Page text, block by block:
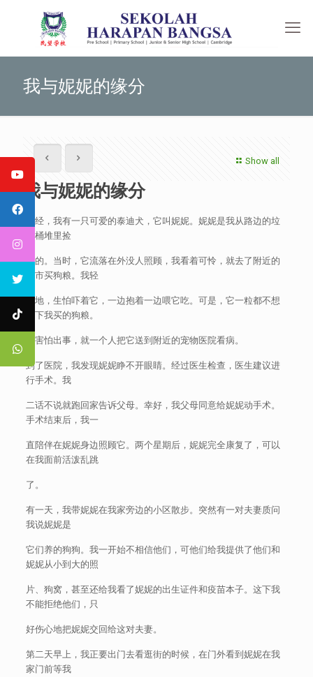
我与妮妮的缘分
Show all
我与妮妮的缘分
曾经，我有一只可爱的泰迪犬，它叫妮妮。妮妮是我从路边的垃
圾桶堆里捡
到的。当时，它流落在外没人照顾，我看着可怜，就去了附近的
超市买狗粮。我轻
轻地，生怕吓着它，一边抱着一边喂它吃。可是，它一粒都不想
吃下我买的狗粮。
我害怕出事，就一个人把它送到附近的宠物医院看病。
到了医院，我发现妮妮睁不开眼睛。经过医生检查，医生建议进
行手术。我
二话不说就跑回家告诉父母。幸好，我父母同意给妮妮动手术。
手术结束后，我一
直陪伴在妮妮身边照顾它。两个星期后，妮妮完全康复了，可以
在我面前活泼乱跳
了。
有一天，我带妮妮在我家旁边的小区散步。突然有一对夫妻质问
我说妮妮是
它们养的狗狗。我一开始不相信他们，可他们给我提供了他们和
妮妮从小到大的照
片、狗窝，甚至还给我看了妮妮的出生证件和疫苗本子。这下我
不能拒绝他们，只
好伤心地把妮妮交回给这对夫妻。
第二天早上，我正要出门去看逛街的时候，在门外看到妮妮在我
家门前等我